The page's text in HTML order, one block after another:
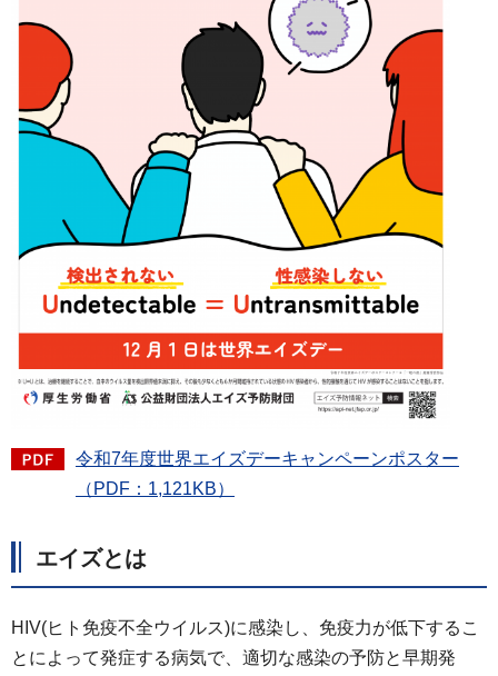
令和7年度世界エイズデーキャンペーンポスター
（PDF：1,121KB）
エイズとは
HIV(ヒト免疫不全ウイルス)に感染し、免疫力が低下するこ
とによって発症する病気で、適切な感染の予防と早期発